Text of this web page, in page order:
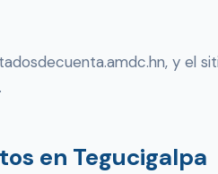
y el
en Tegucigalpa